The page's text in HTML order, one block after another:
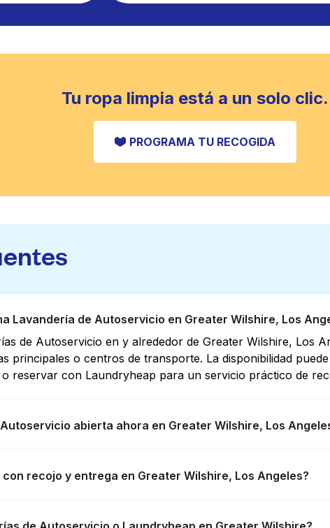
Tu ropa limpia está a un solo clic.
PROGRAMA TU RECOGIDA
Lavandería de Autoservicio en Greater Wilshire, Los
de Autoservicio en y alrededor de Greater Wilshire, Los
principales o centros de transporte. La disponibilidad
reservar con Laundryheap para un servicio práctico de
abierta ahora en Greater Wilshire, Los
puede ayudarte a encontrar rápidamente la ubicación
recojo y entrega en Greater Wilshire, Los Angeles?